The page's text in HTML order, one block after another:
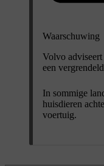
Waarschuwing
Volvo
een
In sommige
huisdieren
voertuig.